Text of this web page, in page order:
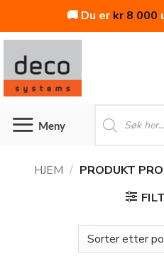
🚚 Du erkr8 000
Skip
content
search
HJEM / PRODUKT